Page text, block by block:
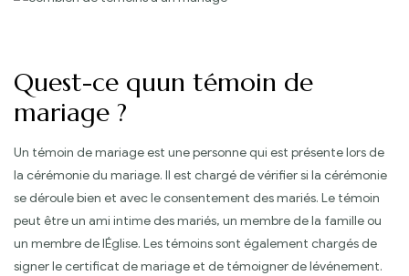
Quest-ce quun témoin de
mariage ?
Un témoin de mariage est une personne qui est présente lors de
la cérémonie du mariage. Il est chargé de vérifier si la cérémonie
se déroule bien et avec le consentement des mariés. Le témoin
peut être un ami intime des mariés, un membre de la famille ou
un membre de lÉglise. Les témoins sont également chargés de
signer le certificat de mariage et de témoigner de lévénement.